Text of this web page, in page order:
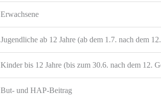
Erwachsene
Jugendliche ab 12 Jahre (ab dem 1.7. nach dem
Kinder bis 12 Jahre (bis zum 30.6. nach dem 12.
But- und HAP-Beitrag